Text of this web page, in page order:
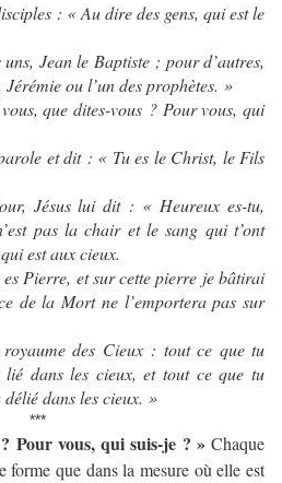
: « Au dire des gens, qui est le
Jean le Baptiste ; pour d’autres,
ou l’un des prophètes. »
que dites-vous ? Pour vous, qui
et dit : « Tu es le Christ, le Fils
Jésus lui dit : « Heureux es-tu,
pas la chair et le sang qui t’ont
est aux cieux.
Pierre, et sur cette pierre je bâtirai
de la Mort ne l’emportera pas sur
des Cieux : tout ce que tu
dans les cieux, et tout ce que tu
dans les cieux. »
***
Pour vous, qui suis-je ? » Chaque
forme que dans la mesure où elle est